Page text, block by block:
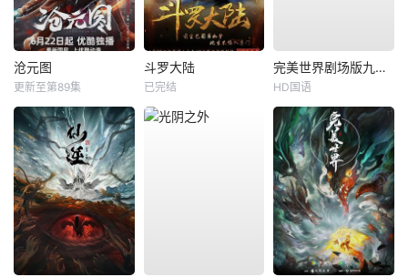
沧元图
更新至第89集
斗罗大陆
已完结
完美世界剧场版九劫焚天
HD国语